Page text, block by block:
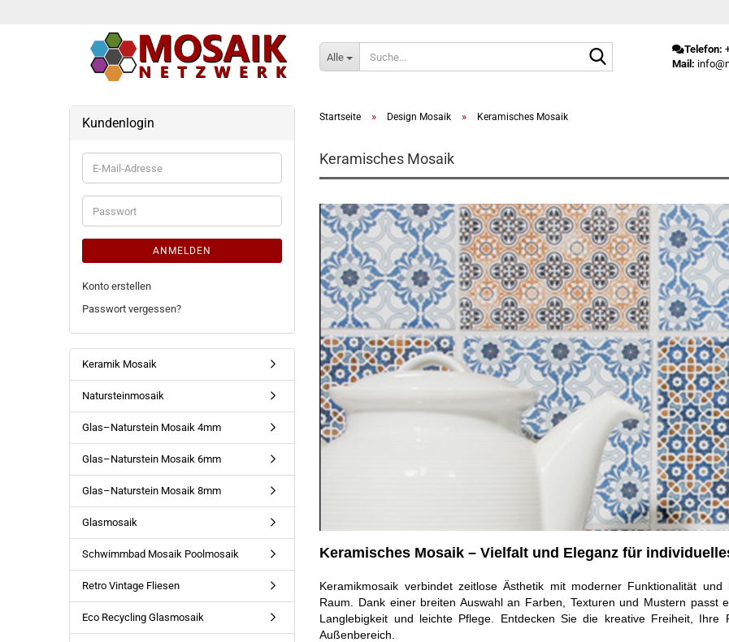
Alle
Telefon:
Mail:
Startseite » Design Mosaik » Keramisches Mosaik
Keramisches Mosaik
Keramisches Mosaik – Vielfalt und Eleganz für
Keramikmosaik verbindet zeitlose Ästhetik mit moderner Funktionalität
Raum. Dank einer breiten Auswahl an Farben, Texturen und Mustern passt
Langlebigkeit und leichte Pflege. Entdecken Sie die kreative Freiheit,
Außenbereich.
Kundenlogin
E-
Mail-
Adresse
Passwort
ANMELDEN
Konto erstellen
Passwort vergessen?
Keramik Mosaik
Natursteinmosaik
Glas–Naturstein Mosaik 4mm
Glas–Naturstein Mosaik 6mm
Glas–Naturstein Mosaik 8mm
Glasmosaik
Schwimmbad Mosaik Poolmosaik
Retro Vintage Fliesen
Eco Recycling Glasmosaik